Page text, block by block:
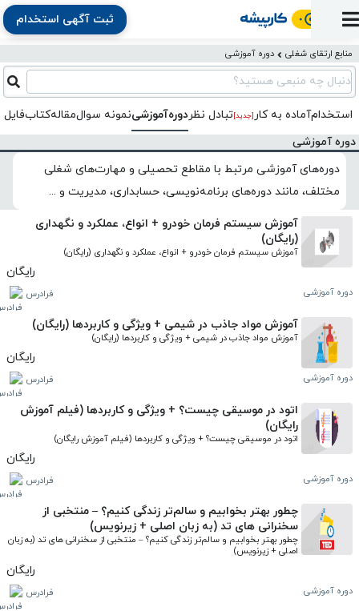
پنل
استخدام
به
کار
ثبت
رزومه
آگهی
آماده
به
کار
ثبت
آگهی
استخدام
نشان
شده‌ها
تبادل
نظر
منابع
ارتقای
شغلی
دوره
آموزشی
مقاله
کتاب
فایل‌و‌قالب
اخبار
استخدام
کارپیشه
جستجوی
کارجویان
(رزومه)
بخش
کارفرمایان
ثبت آگهی استخدام
منابع ارتقای شغلی دوره آموزشی
دنبال چه منبعی هستید؟
استخدامآماده به کار [جدید]تبادل‌ نظردوره‌آموزشینمونه سوالمقالهکتاب
دوره آموزشی
دوره‌های آموزشی مرتبط با مقاطع تحصیلی و مهارت‌های شغلی
مختلف، مانند دوره‌های برنامه‌نویسی، حسابداری، مدیریت و ...
آموزش سیستم فرمان خودرو + انواع، عملکرد و نگهداری
(رایگان)
آموزش سیستم فرمان خودرو + انواع، عملکرد و نگهداری (رایگان)
رایگان
دوره آموزشی فرادرس
آموزش مواد جاذب در شیمی + ویژگی‌ و کاربردها (رایگان)
آموزش مواد جاذب در شیمی + ویژگی‌ و کاربردها (رایگان)
رایگان
دوره آموزشی فرادرس
اتود در موسیقی چیست؟ + ویژگی‌ و کاربردها (فیلم آموزش
رایگان)
اتود در موسیقی چیست؟ + ویژگی‌ و کاربردها (فیلم آموزش رایگان)
رایگان
دوره آموزشی فرادرس
چطور بهتر بخوابیم و سالم‌تر زندگی کنیم؟ – منتخبی از
سخنرانی های تد (به زبان اصلی + زیرنویس)
اصلی + زیرنویس)
رایگان
دوره آموزشی فرادرس